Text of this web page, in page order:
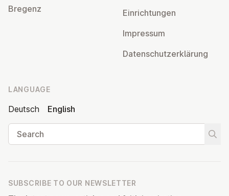
Bregenz
Ein­rich­tun­gen
Impressum
Datens­chutzerklärung
LANGUAGE
Deutsch
English
Search
SUBSCRIBE TO OUR NEWSLETTER